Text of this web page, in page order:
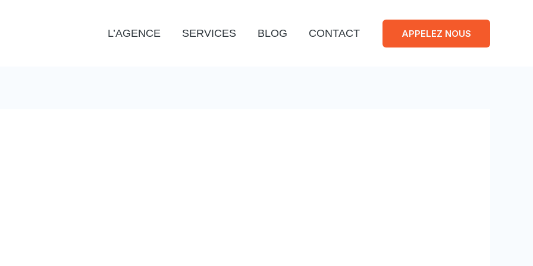
L’AGENCE SERVICES BLOG CONTACT APPELEZ NOUS